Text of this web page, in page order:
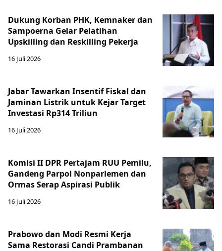
Dukung Korban PHK, Kemnaker dan
Sampoerna Gelar Pelatihan
Upskilling dan Reskilling Pekerja
16 Juli 2026
Jabar Tawarkan Insentif Fiskal dan
Jaminan Listrik untuk Kejar Target
Investasi Rp314 Triliun
16 Juli 2026
Komisi II DPR Pertajam RUU Pemilu,
Gandeng Parpol Nonparlemen dan
Ormas Serap Aspirasi Publik
16 Juli 2026
Prabowo dan Modi Resmi Kerja
Sama Restorasi Candi Prambanan